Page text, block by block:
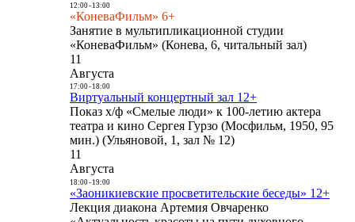
12:00- 13:00
«КоневаФильм» 6+
Занятие в мультипликационной студии
«КоневаФильм» (Конева, 6, читальный зал)
11
Августа
17:00- 18:00
Виртуальный концертный зал 12+
Показ х/ф «Смелые люди» к 100-летию актера
театра и кино Сергея Гурзо (Мосфильм, 1950, 95
мин.) (Ульяновой, 1, зал № 12)
11
Августа
18:00- 19:00
«Заоникиевские просветительские беседы» 12+
Лекция диакона Артемия Овчаренко